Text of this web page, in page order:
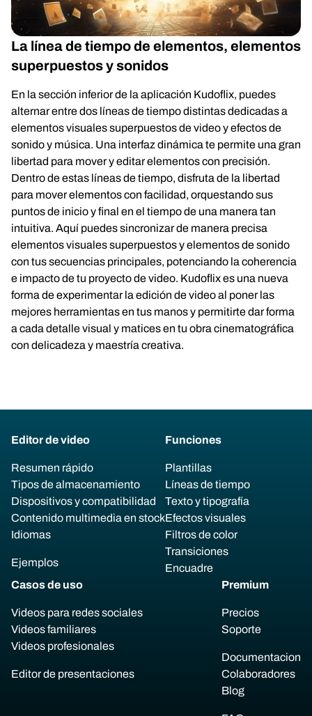
La línea de tiempo de elementos, elementos
superpuestos y sonidos
En la sección inferior de la aplicación Kudoflix, puedes
alternar entre dos líneas de tiempo distintas dedicadas a
elementos visuales superpuestos de video y efectos de
sonido y música. Una interfaz dinámica te permite una gran
libertad para mover y editar elementos con precisión.
Dentro de estas líneas de tiempo, disfruta de la libertad
para mover elementos con facilidad, orquestando sus
puntos de inicio y final en el tiempo de una manera tan
intuitiva. Aquí puedes sincronizar de manera precisa
elementos visuales superpuestos y elementos de sonido
con tus secuencias principales, potenciando la coherencia
e impacto de tu proyecto de video. Kudoflix es una nueva
forma de experimentar la edición de video al poner las
mejores herramientas en tus manos y permitirte dar forma
a cada detalle visual y matices en tu obra cinematográfica
con delicadeza y maestría creativa.
Editor de video
Resumen rápido
Tipos de almacenamiento
Dispositivos y compatibilidad
Contenido multimedia en stock
Idiomas
Ejemplos
Funciones
Plantillas
Líneas de tiempo
Texto y tipografía
Efectos visuales
Filtros de color
Transiciones
Encuadre
Casos de uso
Videos para redes sociales
Videos familiares
Videos profesionales
Editor de presentaciones
Premium
Precios
Soporte
Documentacion
Colaboradores
Blog